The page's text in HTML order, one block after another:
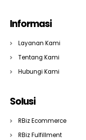
Informasi
Layanan Kami
Tentang Kami
Hubungi Kami
Solusi
RBiz Ecommerce
RBiz Fulfillment